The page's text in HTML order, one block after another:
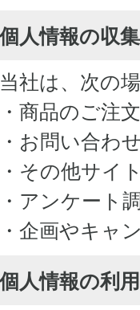
個人情報の収集
当社は、次の
・商品のご注
・お問い合わ
・その他サイ
・アンケート
・企画やキャ
個人情報の利